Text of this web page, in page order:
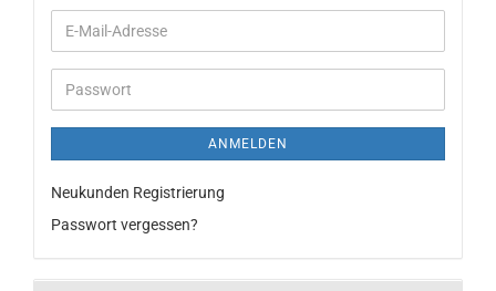
ANMELDEN
Neukunden Registrierung
Passwort vergessen?